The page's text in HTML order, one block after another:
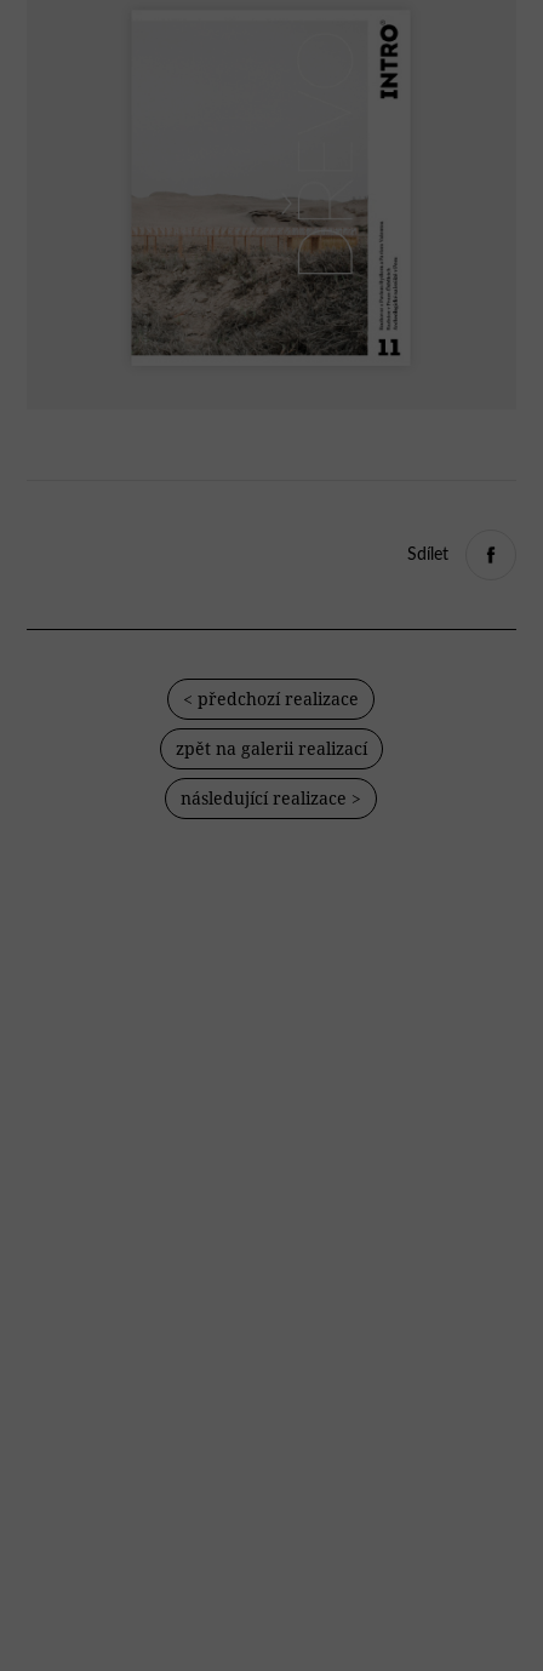
Sdílet
< předchozí realizace
zpět na galerii realizací
následující realizace >